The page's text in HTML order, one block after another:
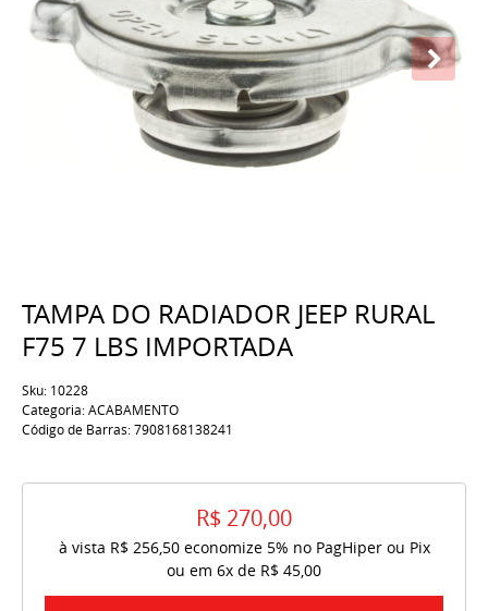
TAMPA DO RADIADOR JEEP RURAL
F75 7 LBS IMPORTADA
Sku: 10228
Categoria:ACABAMENTO
Código de Barras:7908168138241
R$ 270,00
à vista R$ 256,50economize 5% no PagHiper ou Pix
ou em 6x de R$ 45,00